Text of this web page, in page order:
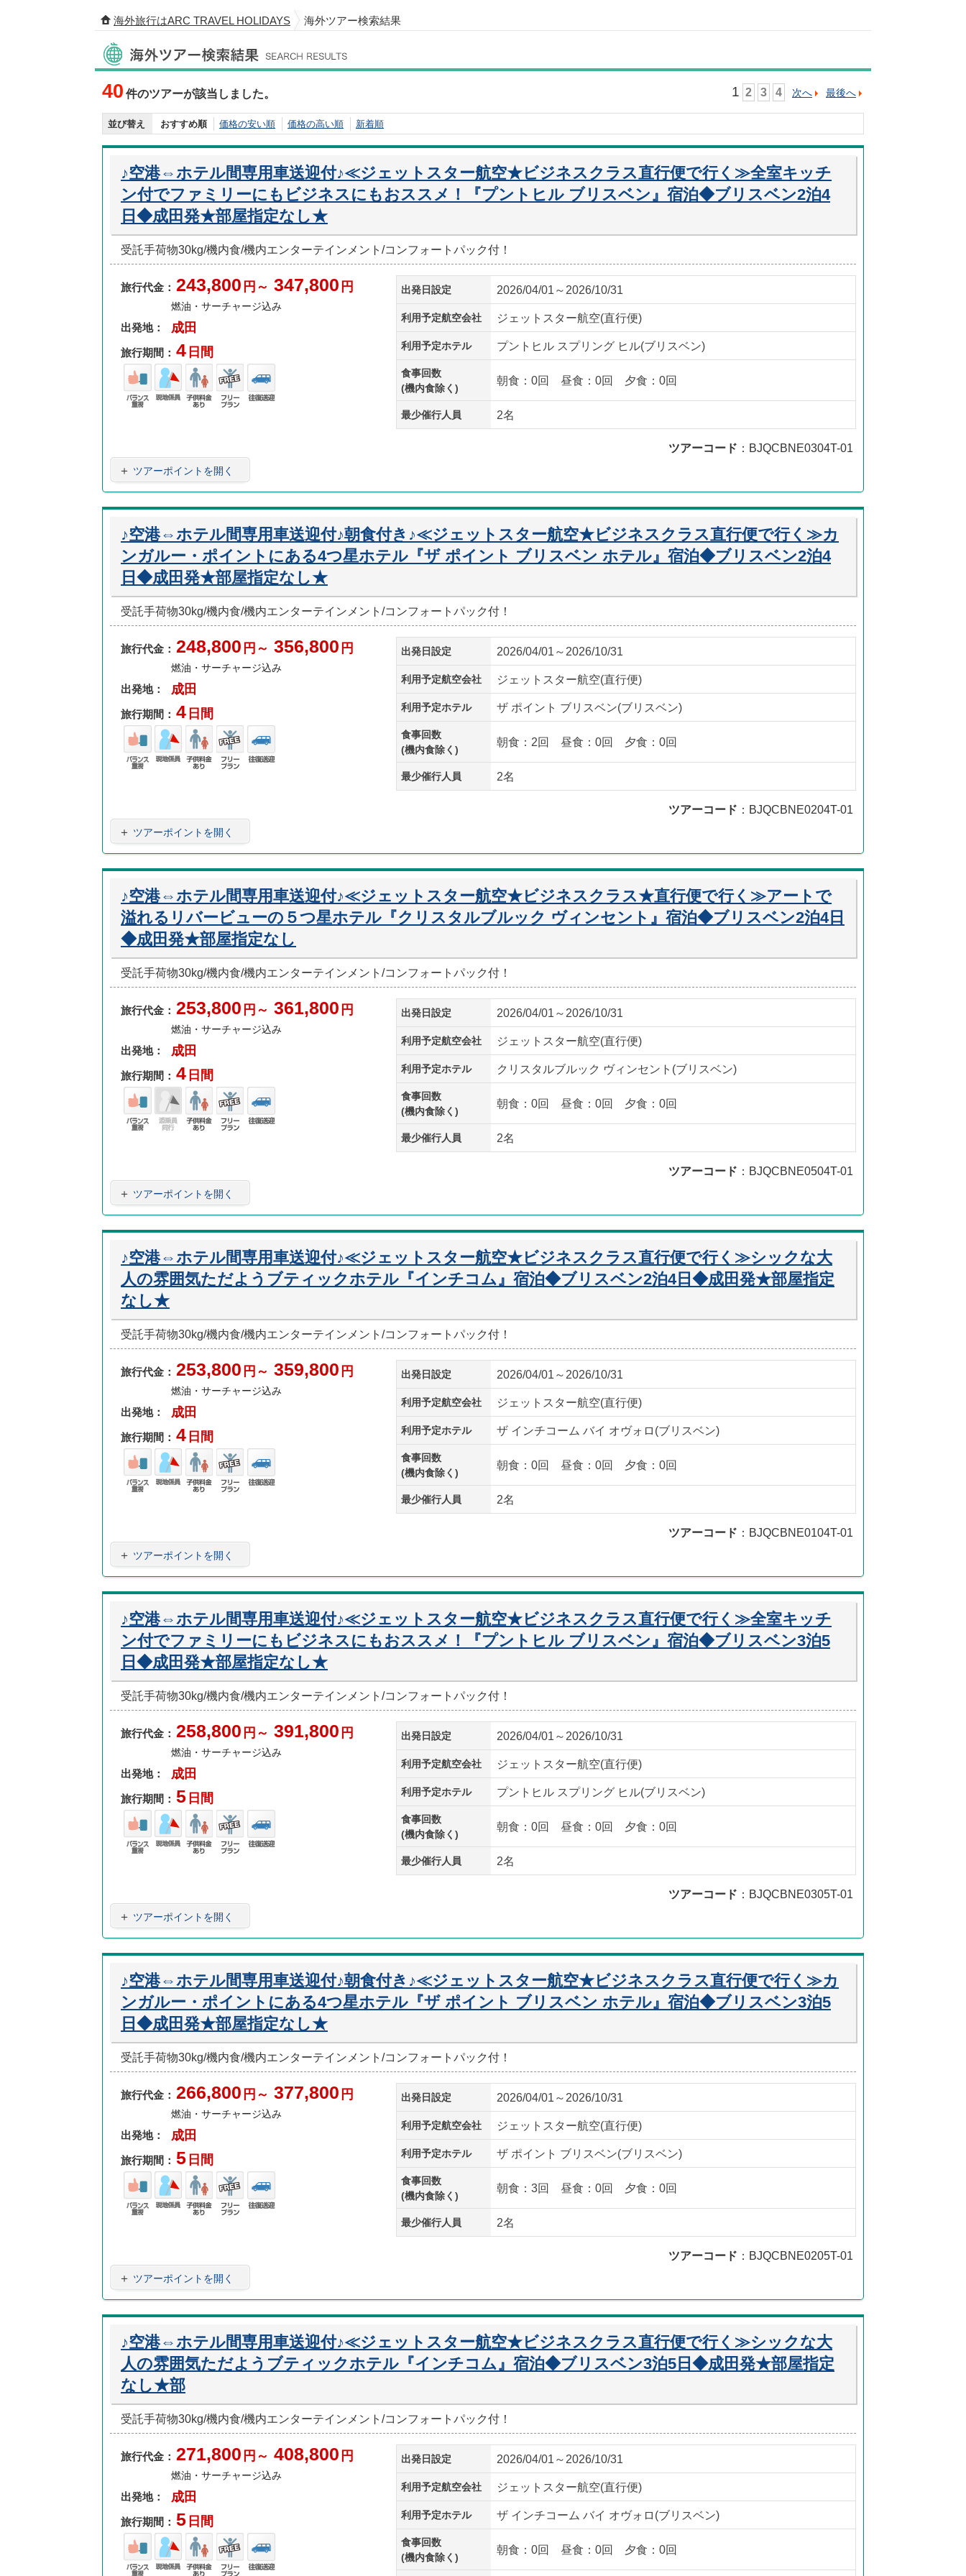
海外旅行はARC TRAVEL HOLIDAYS 海外ツアー検索結果
海外ツアー検索結果
40 件のツアーが該当しました。 1 2 3 4 次へ 最後へ
並び替え おすすめ順 価格の安い順 価格の高い順 新着順
♪空港⇔ホテル間専用車送迎付♪≪ジェットスター航空★ビジネスクラス直行便で行く≫全室キッチ
ン付でファミリーにもビジネスにもおススメ！『プントヒル ブリスベン』宿泊◆ブリスベン2泊4
日◆成田発★部屋指定なし★
受託手荷物30kg/機内食/機内エンターテインメント/コンフォートパック付！
旅行代金： 243,800 円～ 347,800 円
燃油・サーチャージ込み
出発地：
成田
旅行期間： 4 日間
出発日設定 2026/04/01～2026/10/31
利用予定航空会社 ジェットスター航空(直行便)
利用予定ホテル プントヒル スプリング ヒル(ブリスベン)
食事回数
(機内食除く)
朝食：0回 昼食：0回 夕食：0回
最少催行人員 2名
ツアーコード ：BJQCBNE0304T-01
＋ ツアーポイントを開く
♪空港⇔ホテル間専用車送迎付♪朝食付き♪≪ジェットスター航空★ビジネスクラス直行便で行く≫カ
ンガルー・ポイントにある4つ星ホテル『ザ ポイント ブリスベン ホテル』宿泊◆ブリスベン2泊4
日◆成田発★部屋指定なし★
受託手荷物30kg/機内食/機内エンターテインメント/コンフォートパック付！
旅行代金： 248,800 円～ 356,800 円
燃油・サーチャージ込み
出発地：
成田
旅行期間： 4 日間
出発日設定 2026/04/01～2026/10/31
利用予定航空会社 ジェットスター航空(直行便)
利用予定ホテル ザ ポイント ブリスベン(ブリスベン)
食事回数
(機内食除く)
朝食：2回 昼食：0回 夕食：0回
最少催行人員 2名
ツアーコード ：BJQCBNE0204T-01
＋ ツアーポイントを開く
♪空港⇔ホテル間専用車送迎付♪≪ジェットスター航空★ビジネスクラス★直行便で行く≫アートで
溢れるリバービューの５つ星ホテル『クリスタルブルック ヴィンセント』宿泊◆ブリスベン2泊4日
◆成田発★部屋指定なし
受託手荷物30kg/機内食/機内エンターテインメント/コンフォートパック付！
旅行代金： 253,800 円～ 361,800 円
燃油・サーチャージ込み
出発地：
成田
旅行期間： 4 日間
出発日設定 2026/04/01～2026/10/31
利用予定航空会社 ジェットスター航空(直行便)
利用予定ホテル クリスタルブルック ヴィンセント(ブリスベン)
食事回数
(機内食除く)
朝食：0回 昼食：0回 夕食：0回
最少催行人員 2名
ツアーコード ：BJQCBNE0504T-01
＋ ツアーポイントを開く
♪空港⇔ホテル間専用車送迎付♪≪ジェットスター航空★ビジネスクラス直行便で行く≫シックな大
人の雰囲気ただようブティックホテル『インチコム』宿泊◆ブリスベン2泊4日◆成田発★部屋指定
なし★
受託手荷物30kg/機内食/機内エンターテインメント/コンフォートパック付！
旅行代金： 253,800 円～ 359,800 円
燃油・サーチャージ込み
出発地：
成田
旅行期間： 4 日間
出発日設定 2026/04/01～2026/10/31
利用予定航空会社 ジェットスター航空(直行便)
利用予定ホテル ザ インチコーム バイ オヴォロ(ブリスベン)
食事回数
(機内食除く)
朝食：0回 昼食：0回 夕食：0回
最少催行人員 2名
ツアーコード ：BJQCBNE0104T-01
＋ ツアーポイントを開く
♪空港⇔ホテル間専用車送迎付♪≪ジェットスター航空★ビジネスクラス直行便で行く≫全室キッチ
ン付でファミリーにもビジネスにもおススメ！『プントヒル ブリスベン』宿泊◆ブリスベン3泊5
日◆成田発★部屋指定なし★
受託手荷物30kg/機内食/機内エンターテインメント/コンフォートパック付！
旅行代金： 258,800 円～ 391,800 円
燃油・サーチャージ込み
出発地：
成田
旅行期間： 5 日間
出発日設定 2026/04/01～2026/10/31
利用予定航空会社 ジェットスター航空(直行便)
利用予定ホテル プントヒル スプリング ヒル(ブリスベン)
食事回数
(機内食除く)
朝食：0回 昼食：0回 夕食：0回
最少催行人員 2名
ツアーコード ：BJQCBNE0305T-01
＋ ツアーポイントを開く
♪空港⇔ホテル間専用車送迎付♪朝食付き♪≪ジェットスター航空★ビジネスクラス直行便で行く≫カ
ンガルー・ポイントにある4つ星ホテル『ザ ポイント ブリスベン ホテル』宿泊◆ブリスベン3泊5
日◆成田発★部屋指定なし★
受託手荷物30kg/機内食/機内エンターテインメント/コンフォートパック付！
旅行代金： 266,800 円～ 377,800 円
燃油・サーチャージ込み
出発地：
成田
旅行期間： 5 日間
出発日設定 2026/04/01～2026/10/31
利用予定航空会社 ジェットスター航空(直行便)
利用予定ホテル ザ ポイント ブリスベン(ブリスベン)
食事回数
(機内食除く)
朝食：3回 昼食：0回 夕食：0回
最少催行人員 2名
ツアーコード ：BJQCBNE0205T-01
＋ ツアーポイントを開く
♪空港⇔ホテル間専用車送迎付♪≪ジェットスター航空★ビジネスクラス直行便で行く≫シックな大
人の雰囲気ただようブティックホテル『インチコム』宿泊◆ブリスベン3泊5日◆成田発★部屋指定
なし★部
受託手荷物30kg/機内食/機内エンターテインメント/コンフォートパック付！
旅行代金： 271,800 円～ 408,800 円
燃油・サーチャージ込み
出発地：
成田
旅行期間： 5 日間
出発日設定 2026/04/01～2026/10/31
利用予定航空会社 ジェットスター航空(直行便)
利用予定ホテル ザ インチコーム バイ オヴォロ(ブリスベン)
食事回数
(機内食除く)
朝食：0回 昼食：0回 夕食：0回